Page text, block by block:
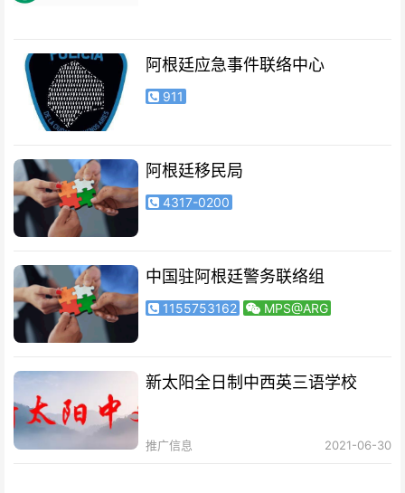
阿根廷应急事件联络中心
911
阿根廷移民局
4317-0200
中国驻阿根廷警务联络组
1155753162 MPS@ARG
新太阳全日制中西英三语学校
推广信息 2021-06-30